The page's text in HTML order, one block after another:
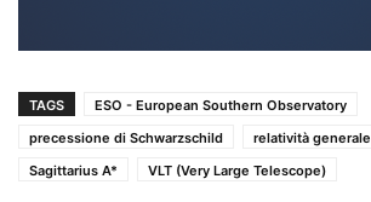
TAGS
ESO - European Southern Observatory
precessione di Schwarzschild
relatività generale
Sagittarius A*
VLT (Very Large Telescope)